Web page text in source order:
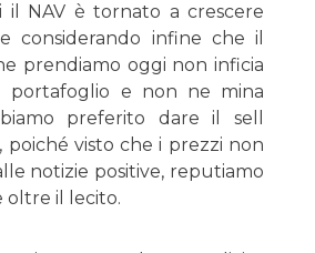
il NAV è tornato a crescere
considerando infine che il
prendiamo oggi non inficia
portafoglio e non ne mina
preferito dare il sell
poiché visto che i prezzi non
notizie positive, reputiamo
oltre il lecito.